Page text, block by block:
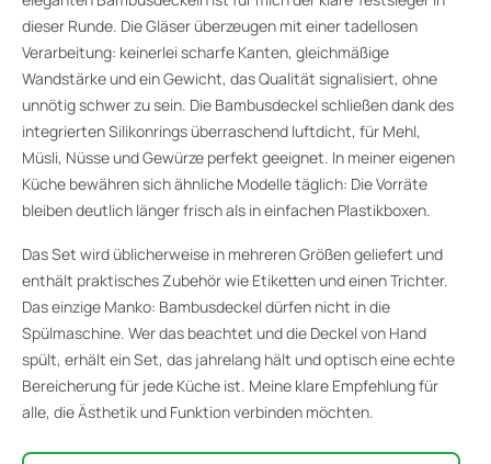
dieser Runde. Die Gläser überzeugen mit einer tadellosen
Verarbeitung: keinerlei scharfe Kanten, gleichmäßige
Wandstärke und ein Gewicht, das Qualität signalisiert, ohne
unnötig schwer zu sein. Die Bambusdeckel schließen dank des
integrierten Silikonrings überraschend luftdicht, für Mehl,
Müsli, Nüsse und Gewürze perfekt geeignet. In meiner eigenen
Küche bewähren sich ähnliche Modelle täglich: Die Vorräte
bleiben deutlich länger frisch als in einfachen Plastikboxen.
Das Set wird üblicherweise in mehreren Größen geliefert und
enthält praktisches Zubehör wie Etiketten und einen Trichter.
Das einzige Manko: Bambusdeckel dürfen nicht in die
Spülmaschine. Wer das beachtet und die Deckel von Hand
spült, erhält ein Set, das jahrelang hält und optisch eine echte
Bereicherung für jede Küche ist. Meine klare Empfehlung für
alle, die Ästhetik und Funktion verbinden möchten.